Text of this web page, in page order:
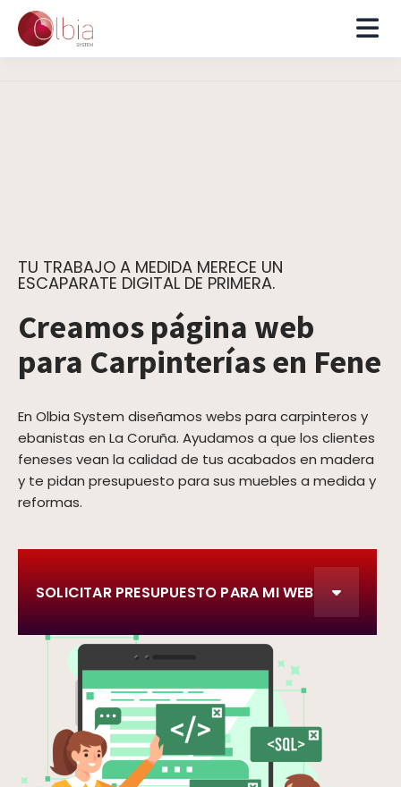
TU TRABAJO A MEDIDA MERECE UN
ESCAPARATE DIGITAL DE PRIMERA.
Creamos página web
para Carpinterías en Fene
En Olbia System diseñamos webs para carpinteros y
ebanistas en La Coruña. Ayudamos a que los clientes
feneses vean la calidad de tus acabados en madera
y te pidan presupuesto para sus muebles a medida y
reformas.
SOLICITAR PRESUPUESTO PARA MI WEB